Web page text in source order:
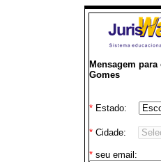
Mensagem
Gomes
*Estado:
*Cidade:
*seu email: